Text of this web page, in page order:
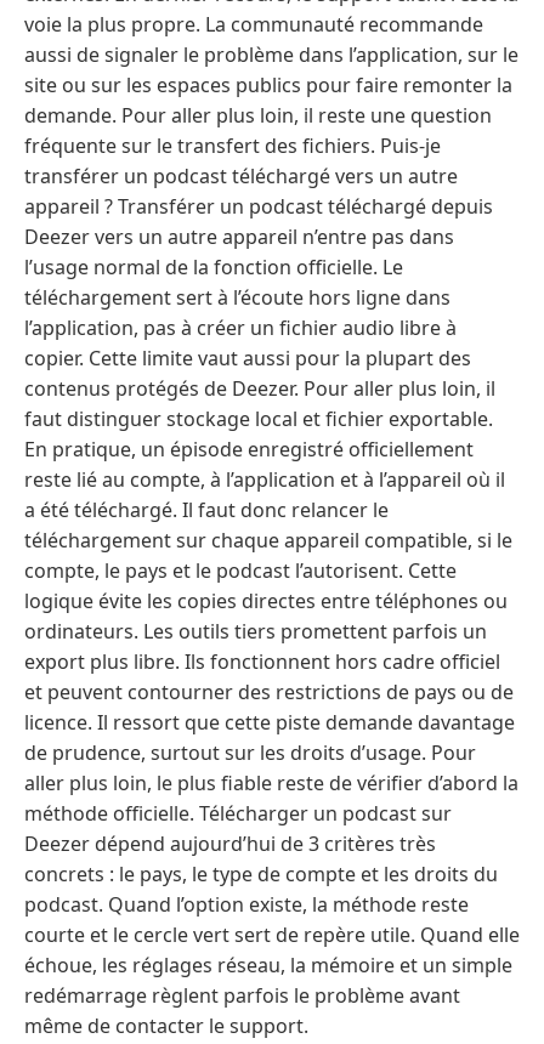
voie la plus propre. La communauté recommande
aussi de signaler le problème dans l’application, sur le
site ou sur les espaces publics pour faire remonter la
demande. Pour aller plus loin, il reste une question
fréquente sur le transfert des fichiers. Puis-je
transférer un podcast téléchargé vers un autre
appareil ? Transférer un podcast téléchargé depuis
Deezer vers un autre appareil n’entre pas dans
l’usage normal de la fonction officielle. Le
téléchargement sert à l’écoute hors ligne dans
l’application, pas à créer un fichier audio libre à
copier. Cette limite vaut aussi pour la plupart des
contenus protégés de Deezer. Pour aller plus loin, il
faut distinguer stockage local et fichier exportable.
En pratique, un épisode enregistré officiellement
reste lié au compte, à l’application et à l’appareil où il
a été téléchargé. Il faut donc relancer le
téléchargement sur chaque appareil compatible, si le
compte, le pays et le podcast l’autorisent. Cette
logique évite les copies directes entre téléphones ou
ordinateurs. Les outils tiers promettent parfois un
export plus libre. Ils fonctionnent hors cadre officiel
et peuvent contourner des restrictions de pays ou de
licence. Il ressort que cette piste demande davantage
de prudence, surtout sur les droits d’usage. Pour
aller plus loin, le plus fiable reste de vérifier d’abord la
méthode officielle. Télécharger un podcast sur
Deezer dépend aujourd’hui de 3 critères très
concrets : le pays, le type de compte et les droits du
podcast. Quand l’option existe, la méthode reste
courte et le cercle vert sert de repère utile. Quand elle
échoue, les réglages réseau, la mémoire et un simple
redémarrage règlent parfois le problème avant
même de contacter le support.